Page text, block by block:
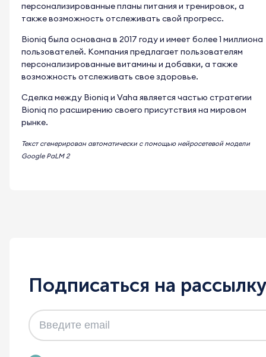
персонализированные планы питания и тренировок, а
также возможность отслеживать свой прогресс.
Bioniq была основана в 2017 году и имеет более 1 миллиона
пользователей. Компания предлагает пользователям
персонализированные витамины и добавки, а также
возможность отслеживать свое здоровье.
Сделка между Bioniq и Vaha является частью стратегии
Bioniq по расширению своего присутствия на мировом
рынке.
Текст сгенерирован автоматически с помощью нейросетевой модели
Google PaLM 2
Подписаться на рассылку